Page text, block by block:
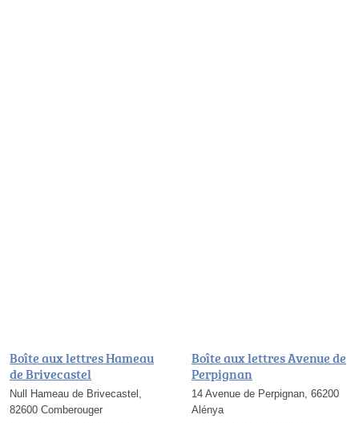
Boîte aux lettres Hameau
de Brivecastel
Null Hameau de Brivecastel,
82600 Comberouger
Boîte aux lettres Avenue de
Perpignan
14 Avenue de Perpignan, 66200
Alénya